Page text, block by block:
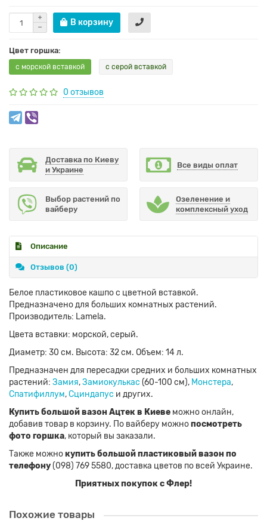
В корзину
Цвет горшка:
с морской вставкой с серой вставкой
0 отзывов
Доставка по Киеву
и Украине
Все виды оплат
Выбор растений по
вайберу
Озеленение и
комплексный уход
Описание
Отзывов (0)
Белое пластиковое кашпо с цветной вставкой.
Предназначено для больших комнатных растений.
Производитель: Lamela.
Цвета вставки: морской, серый.
Диаметр: 30 см. Высота: 32 см. Объем: 14 л.
Предназначен для пересадки средних и больших комнатных
растений: Замия,Замиокулькас (60-100 см), Монстера,
Спатифиллум,Сциндапус и других.
Купить большой вазон Ацтек в Киеве можно онлайн,
добавив товар в корзину. По вайберу можнопосмотреть
фото горшка, который вы заказали.
Также можнокупить большой пластиковый вазон по
телефону(098) 769 5580, доставка цветов по всей Украине.
Приятных покупок с Флер!
Похожие товары